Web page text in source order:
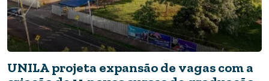
UNILA projeta expansão de vagas com a